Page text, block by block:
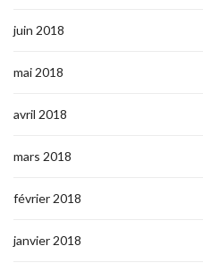
juin 2018
mai 2018
avril 2018
mars 2018
février 2018
janvier 2018